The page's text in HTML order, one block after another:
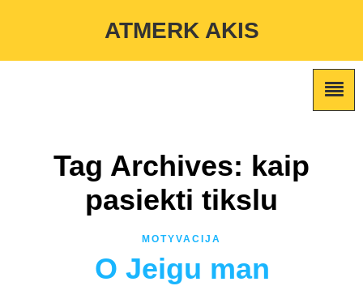
/home/atmerkakis/public_html/wp-content/themes/marketing-
ATMERK AKIS
Tag Archives: kaip
pasiekti tikslu
MOTYVACIJA
O Jeigu man